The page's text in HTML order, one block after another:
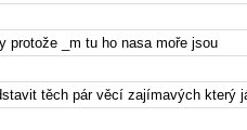
_m tu ho nasa moře jsou
těch pár věcí zajímavých který